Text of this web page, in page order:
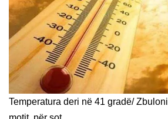
Temperatura deri në 41 gradë/